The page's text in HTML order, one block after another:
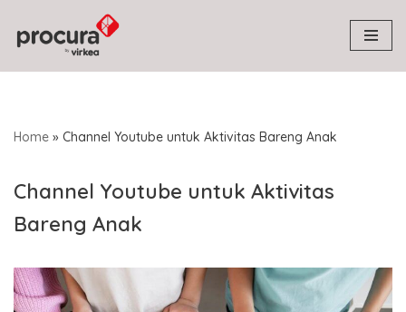
Skip
to
Home » Channel Youtube untuk Aktivitas Bareng Anak
Channel Youtube untuk Aktivitas
Bareng Anak